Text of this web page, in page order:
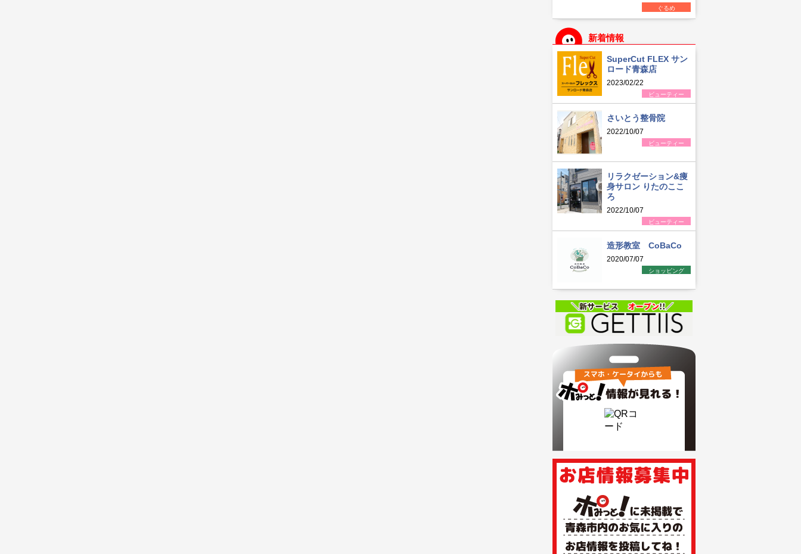
ぐるめ
新着情報
SuperCut FLEX サン
ロード青森店
2023/02/22
ビューティー
さいとう整骨院
2022/10/07
ビューティー
リラクゼーション&痩
身サロン りたのここ
ろ
2022/10/07
ビューティー
造形教室 CoBaCo
2020/07/07
ショッピング